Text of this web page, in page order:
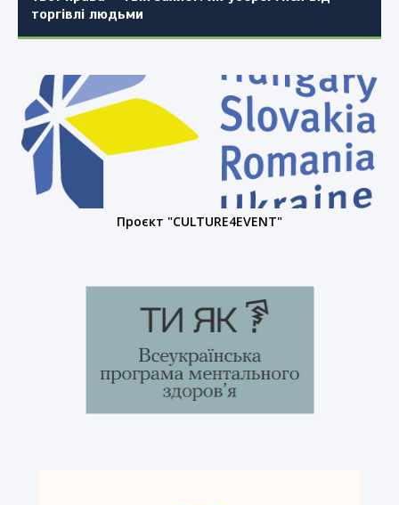
торгівлі людьми
Проєкт "CULTURE4EVENT"